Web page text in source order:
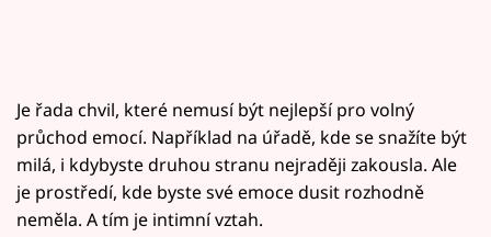
Je řada chvil, které nemusí být nejlepší pro volný
průchod emocí. Například na úřadě, kde se snažíte být
milá, i kdybyste druhou stranu nejraději zakousla. Ale
je prostředí, kde byste své emoce dusit rozhodně
neměla. A tím je intimní vztah.